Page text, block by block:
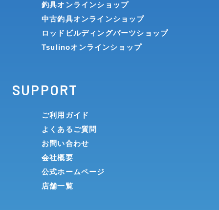
釣具オンラインショップ
中古釣具オンラインショップ
ロッドビルディングパーツショップ
Tsulinoオンラインショップ
SUPPORT
ご利用ガイド
よくあるご質問
お問い合わせ
会社概要
公式ホームページ
店舗一覧